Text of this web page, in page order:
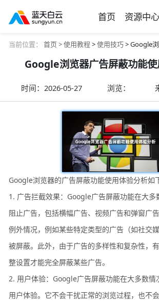
首页 资源中心
当前位置： 首页 >使用教程>使用技巧> Google浏览
Google浏览器广告屏蔽功能
时间：2026-05-27 浏览：
Google浏览器的广告屏蔽功能使用体验分析如
1. 广告拦截效果：Google广告屏蔽功能在大多
阻止广告，包括横幅广告、视频广告和弹窗广
例外情况，例如某些特定类型的广告（如社交
被屏蔽。此外，由于广告的多样性和复杂性，
整设置才能完全屏蔽某些广告。
2. 用户体验：Google广告屏蔽功能在大多数情
用户体验。它不会干扰正常的浏览过程，也不